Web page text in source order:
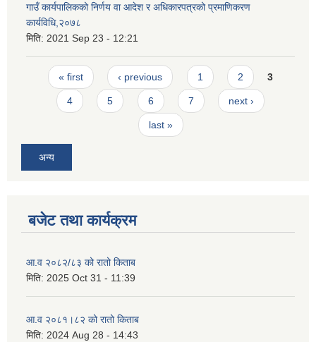
गाउँ कार्यपालिकको निर्णय वा आदेश र अधिकारपत्रको प्रमाणिकरण
कार्यविधि,२०७८
मिति: 2021 Sep 23 - 12:21
Pages
« first ‹ previous 1 2 3
4 5 6 7 next ›
last »
अन्य
बजेट तथा कार्यक्रम
आ.व २०८२/८३ को रातो किताब
मिति: 2025 Oct 31 - 11:39
आ.व २०८१।८२ को रातो किताब
मिति: 2024 Aug 28 - 14:43